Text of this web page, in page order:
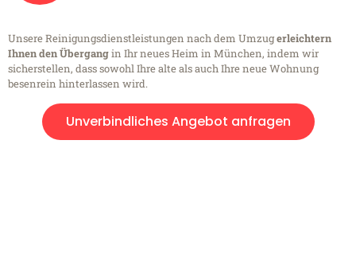
Unsere Reinigungsdienstleistungen nach dem Umzugerleichtern
Ihnen den Übergangin Ihr neues Heim in München, indem wir
sicherstellen, dass sowohl Ihre alte als auch Ihre neue Wohnung
besenrein hinterlassen wird.
Unverbindliches Angebot anfragen